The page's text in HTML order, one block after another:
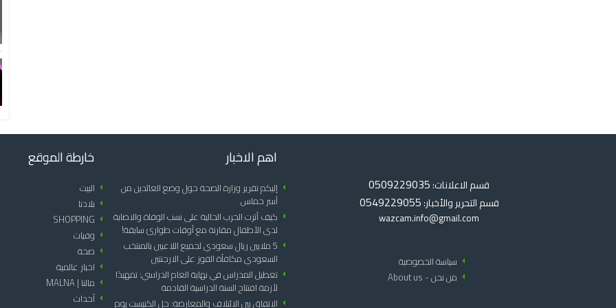
قسم الاعلانات: 0509229035
قسم التحرير والأخبار: 0549229055
wazcam.info@gmail.com
arrow_left سياسة الخصوصية
arrow_left من نحن - About us
اهم الاخبار
arrow_left إليكم تقرير وزارة الصحة حول وضع العائدين من
أسر حماس
arrow_left كيف أثرت الحرب الحالية على نسب الوفاة والاصابة
لدى الأطفال مقارنة مع أوقات طوارئ سابقة!
arrow_left 5 ملايين ريال سعودي لجميع اللاعبين بالمنتخب
السعودي مكافأة الفوز على الارجنتين
arrow_left تعطيل المدراس في نهاية العام الدراسي: تمهيدًا
لأزمة افتتاح السنة الدراسية القادمة
arrow_left الاتفاق بين الائتلاف والمعارضة: حل الكنيست يوم
خارطة الموقع
arrow_left البيت
arrow_left بلادنا
arrow_left
SHOPPING
arrow_left وفيات
arrow_left صحة
arrow_left اخبار عالمية
arrow_left مالنا | MALNA
arrow_leftأحداث